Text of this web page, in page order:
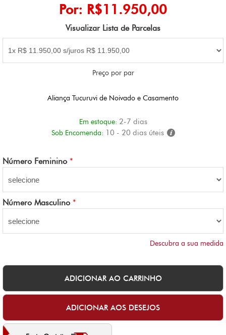
Por: R$11.950,00
Visualizar Lista de Parcelas
Preço por par
Aliança Tucuruvi de Noivado e Casamento
Em estoque: 2-7 dias
Sob Encomenda: 10 - 20 dias úteis
Número Feminino *
Número Masculino *
Descubra a sua medida